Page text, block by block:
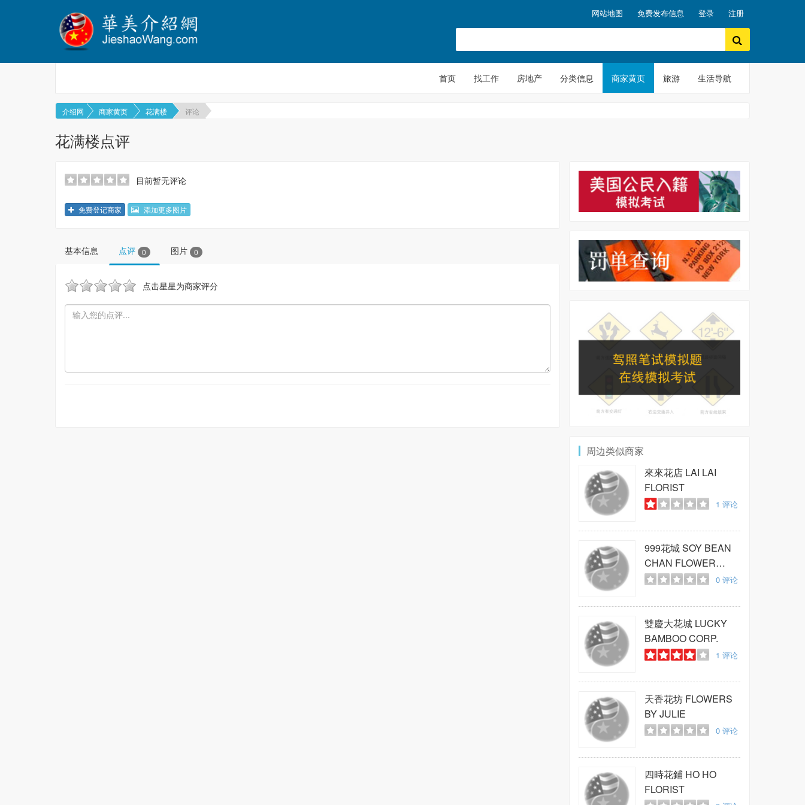
网站地图 免费发布信息 登录 注册
首页 找工作 房地产 分类信息 商家黄页 旅游 生活导航
介绍网 商家黄页 花满楼 评论
花满楼点评
目前暂无评论
免费登记商家 添加更多图片
基本信息 点评 0 图片 0
点击星星为商家评分
周边类似商家
來來花店 LAI LAI
FLORIST
1 评论
999花城SOY BEAN
CHAN FLOWER
SHOP
0 评论
雙慶大花城 LUCKY
BAMBOO CORP.
1 评论
天香花坊 FLOWERS
BY JULIE
0 评论
四時花鋪 HO HO
FLORIST